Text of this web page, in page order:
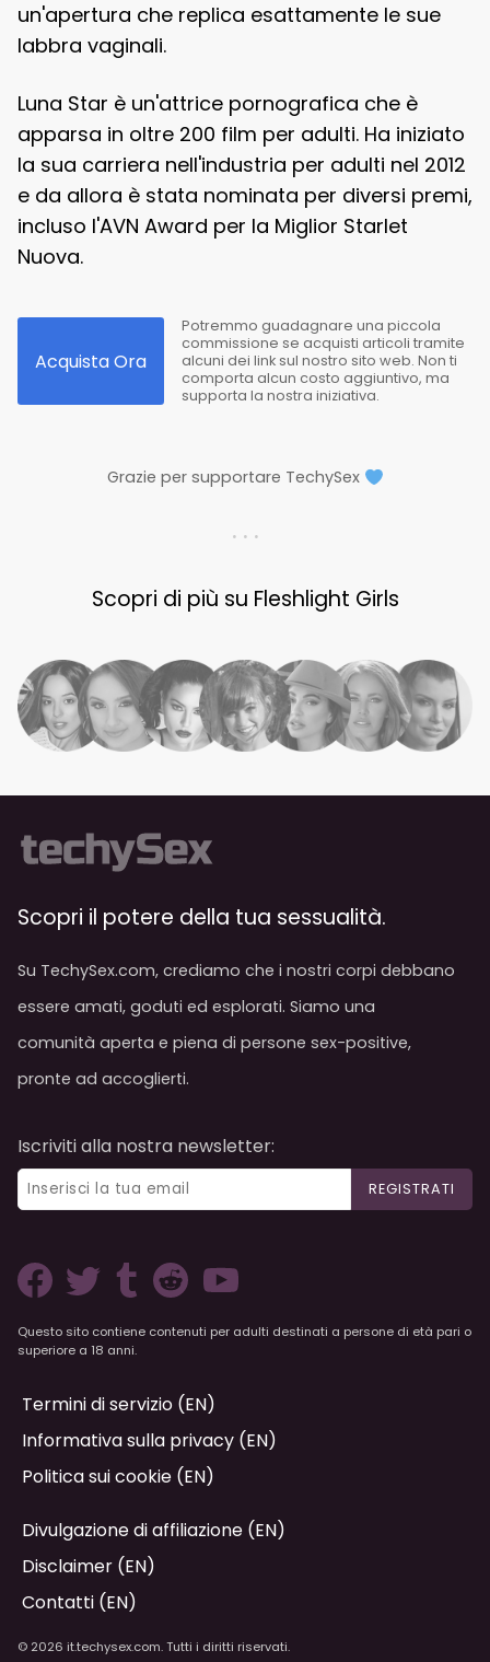
un'apertura che replica esattamente le sue
labbra vaginali.
Luna Star è un'attrice pornografica che è
apparsa in oltre 200 film per adulti. Ha iniziato
la sua carriera nell'industria per adulti nel 2012
e da allora è stata nominata per diversi premi,
incluso l'AVN Award per la Miglior Starlet
Nuova.
Acquista Ora
Potremmo guadagnare una piccola
commissione se acquisti articoli tramite
alcuni dei link sul nostro sito web. Non ti
comporta alcun costo aggiuntivo, ma
supporta la nostra iniziativa.
Grazie per supportare TechySex
. . .
Scopri di più su Fleshlight Girls
Scopri il potere della tua sessualità.
Su TechySex.com, crediamo che i nostri corpi debbano
essere amati, goduti ed esplorati. Siamo una
comunità aperta e piena di persone sex-positive,
pronte ad accoglierti.
Iscriviti alla nostra newsletter:
REGISTRATI
Questo sito contiene contenuti per adulti destinati a persone di età pari o
superiore a 18 anni.
Termini di servizio (EN)
Informativa sulla privacy (EN)
Politica sui cookie (EN)
Divulgazione di affiliazione (EN)
Disclaimer (EN)
Contatti (EN)
© 2026 it.techysex.com. Tutti i diritti riservati.